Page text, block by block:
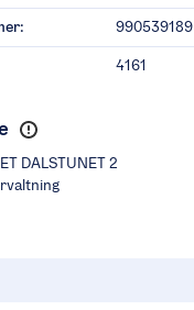
990539189
4161
DALSTUNET 2